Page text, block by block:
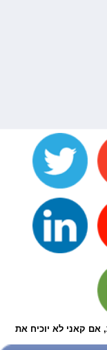
אם קאני לא יוכיח את